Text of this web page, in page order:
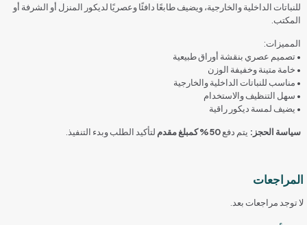
للنباتات الداخلية والخارجية، ويضيف طابعًا دافئًا وعصريًا لديكور المنزل أو الشرفة أو
المكتب.
المميزات:
• تصميم عصري بنقشة أوراق طبيعية
• خامة متينة وخفيفة الوزن
• مناسب للنباتات الداخلية والخارجية
• سهل التنظيف والاستخدام
• يضيف لمسة ديكور راقية
سياسة الحجز: يتم دفع50% كمبلغ مقدم لتأكيد الطلب وبدء التنفيذ.
المراجعات
لا توجد مراجعات بعد.